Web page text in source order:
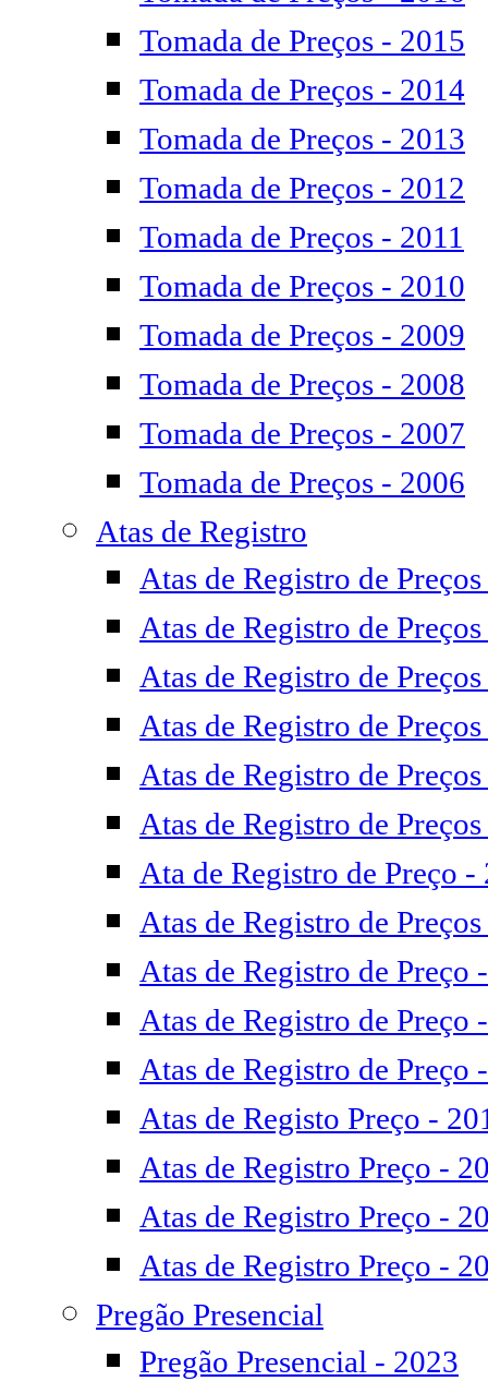
Tomada de Preços - 2015
Tomada de Preços - 2014
Tomada de Preços - 2013
Tomada de Preços - 2012
Tomada de Preços - 2011
Tomada de Preços - 2010
Tomada de Preços - 2009
Tomada de Preços - 2008
Tomada de Preços - 2007
Tomada de Preços - 2006
Atas de Registro
Atas de Registro de
Atas de Registro de
Atas de Registro de
Atas de Registro de
Atas de Registro de
Atas de Registro de
Ata de Registro de Preço -
Atas de Registro de
Atas de Registro de Preço
Atas de Registro de Preço
Atas de Registro de Preço
Atas de Registo Preço -
Atas de Registro Preço -
Atas de Registro Preço -
Atas de Registro Preço -
Pregão Presencial
Pregão Presencial - 2023